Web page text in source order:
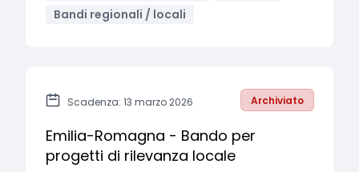
Bandi regionali / locali
Scadenza: 13 marzo 2026 Archiviato
Emilia-Romagna - Bando per
progetti di rilevanza locale